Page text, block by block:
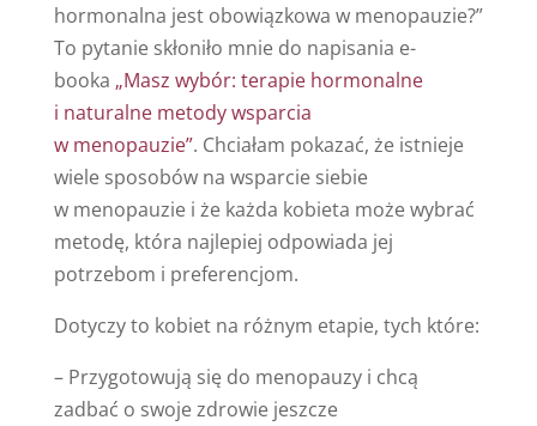
hormonalna jest obowiązkowa w menopauzie?”
To pytanie skłoniło mnie do napisania e-
booka „Masz wybór: terapie hormonalne
i naturalne metody wsparcia
w menopauzie”. Chciałam pokazać, że istnieje
wiele sposobów na wsparcie siebie
w menopauzie i że każda kobieta może wybrać
metodę, która najlepiej odpowiada jej
potrzebom i preferencjom.
Dotyczy to kobiet na różnym etapie, tych które:
– Przygotowują się do menopauzy i chcą
zadbać o swoje zdrowie jeszcze